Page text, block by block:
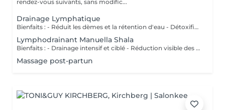
rendez-vous suivants, sans modific...
Drainage Lymphatique
Bienfaits : - Réduit les dèmes et la rétention d'eau - Détoxifie l'organisme - Améliore la circulation lymphatique - Soulage la sensation de jambes lourdes - Favorise la récupération postopératoire
Lymphodrainant Manuella Shala
Bienfaits : - Drainage intensif et ciblé - Réduction visible des gonflements - Amélioration du contour corporel - Sensation immédiate de légèreté
Massage post-partun